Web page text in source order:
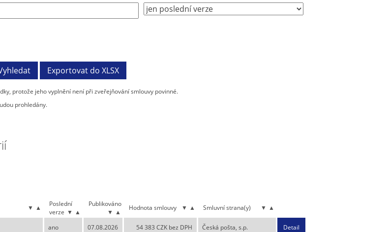
protože jeho vyplnění není při zveřejňování smlouvy povinné.
prohledány.
▲
▼
Poslední
verze
▲
▼
Publikováno
▲
▼
Hodnota smlouvy ▲
▼ Smluvní strana(y) ▲
▼
ano 07.08.2026 54 383 CZK bez DPH Česká pošta, s.p. Detail